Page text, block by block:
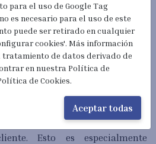
extranjería en Zaragoza tiene
En primer lugar, estos
familiarizados con las
oficinas de extranjería locales y
de los trámites.
puede ofrecer un servicio más
facilitando la comunicación y
Esto es especialmente
para el uso de Google Tag
es necesario para el uso de este
puede ser retirado en cualquier
cookies'. Más información
tratamiento de datos derivado de
en nuestra Política de
de Cookies.
Aceptar todas